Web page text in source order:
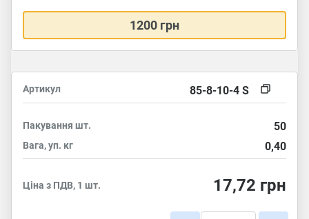
1200 грн
Артикул 85-8-10-4 S
Пакування шт. 50
Вага, уп. кг 0,40
Ціна з ПДВ, 1 шт. 17,72 грн